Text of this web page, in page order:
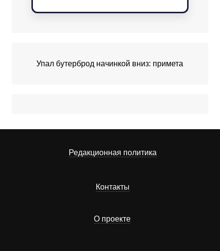
Упал бутерброд начинкой вниз: примета
Редакционная политика
Контакты
О проекте